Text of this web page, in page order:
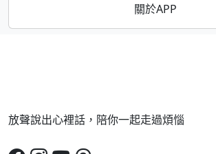
關於APP
放聲說出心裡話，陪你一起走過煩惱